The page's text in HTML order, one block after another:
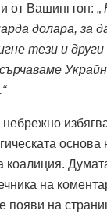
от Вашингтон: „
долара, за
тези и
основа
коалиция.
на
появи на